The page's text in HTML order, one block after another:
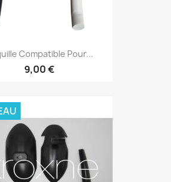
Compatible Pour...
9,00 €